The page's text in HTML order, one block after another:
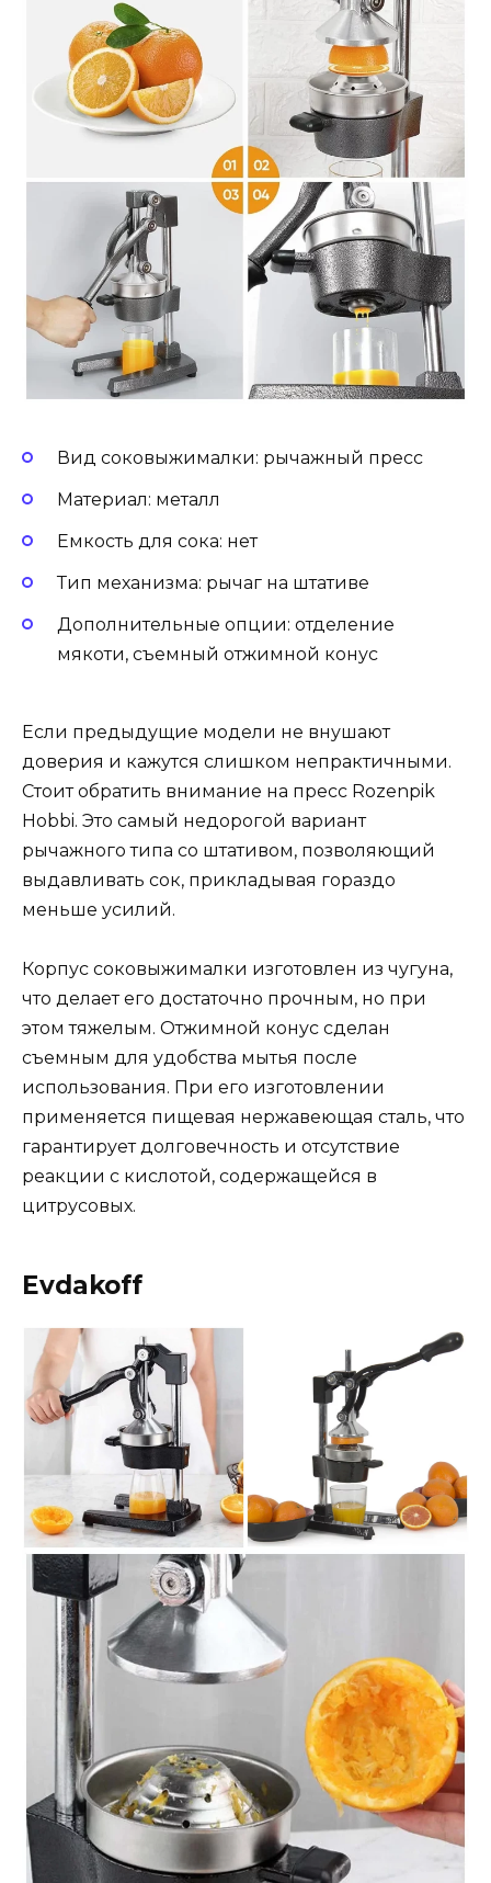
Вид соковыжималки: рычажный пресс
Материал: металл
Емкость для сока: нет
Тип механизма: рычаг на штативе
Дополнительные опции: отделение
мякоти, съемный отжимной конус
Если предыдущие модели не внушают
доверия и кажутся слишком непрактичными.
Стоит обратить внимание на пресс Rozenpik
Hobbi. Это самый недорогой вариант
рычажного типа со штативом, позволяющий
выдавливать сок, прикладывая гораздо
меньше усилий.
Корпус соковыжималки изготовлен из чугуна,
что делает его достаточно прочным, но при
этом тяжелым. Отжимной конус сделан
съемным для удобства мытья после
использования. При его изготовлении
применяется пищевая нержавеющая сталь, что
гарантирует долговечность и отсутствие
реакции с кислотой, содержащейся в
цитрусовых.
Evdakoff